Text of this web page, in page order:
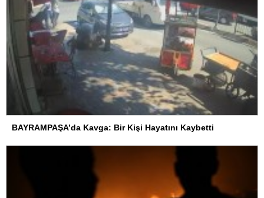
BAYRAMPAŞA’da Kavga: Bir Kişi Hayatını Kaybetti